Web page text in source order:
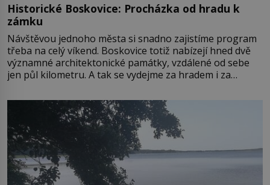
Historické Boskovice: Procházka od hradu k
zámku
Návštěvou jednoho města si snadno zajistíme program
třeba na celý víkend. Boskovice totiž nabízejí hned dvě
významné architektonické památky, vzdálené od sebe
jen půl kilometru. A tak se vydejme za hradem i za
Boskovice na okraji Drahanské vrchoviny vznikla někdy
ve13. století, a už v roce 1313 kronikáři zaznamenali